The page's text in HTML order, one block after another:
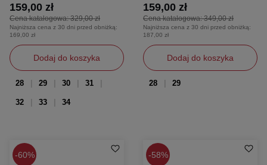
Cena katalogowa:329,00 zł
159,00 zł
Najniższa cena z 30 dni przed obniżką:
169,00 zł
Dodaj do koszyka
28 29 30 31
32 33 34
Cena katalogowa:349,00 zł
159,00 zł
Najniższa cena z 30 dni przed obniżką:
187,00 zł
Dodaj do koszyka
28 29
60% 58%